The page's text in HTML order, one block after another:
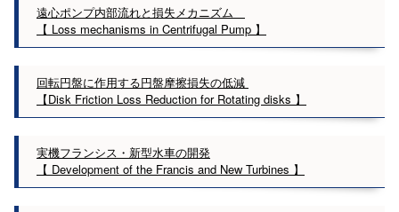
遠心ポンプ内部流れと損失メカニズム
【 Loss mechanisms in Centrifugal Pump 】
回転円盤に作用する円盤摩擦損失の低減
【Disk Friction Loss Reduction for Rotating disks 】
実機フランシス・新型水車の開発
【 Development of the Francis and New Turbines 】